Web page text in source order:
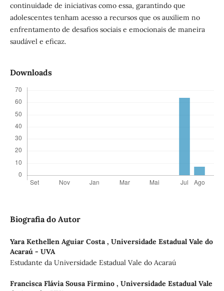
continuidade de iniciativas como essa, garantindo que
adolescentes tenham acesso a recursos que os auxiliem no
enfrentamento de desafios sociais e emocionais de maneira
saudável e eficaz.
Downloads
Biografia do Autor
Yara Kethellen Aguiar Costa , Universidade Estadual Vale do
Acaraú - UVA
Estudante da Universidade Estadual Vale do Acaraú
Francisca Flávia Sousa Firmino , Universidade Estadual Vale